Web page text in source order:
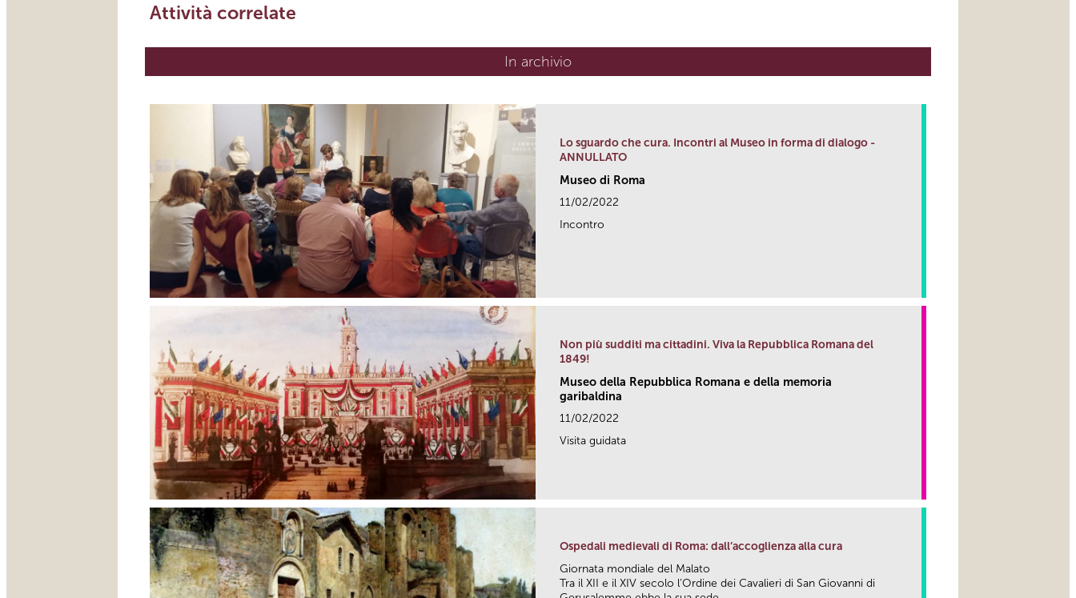
Attività correlate
In archivio
Lo sguardo che cura. Incontri al Museo in forma di dialogo -
ANNULLATO
Museo di Roma
11/02/2022
Incontro
Non più sudditi ma cittadini. Viva la Repubblica Romana del
1849!
Museo della Repubblica Romana e della memoria
garibaldina
11/02/2022
Visita guidata
Ospedali medievali di Roma: dall’accoglienza alla cura
Giornata mondiale del Malato
Tra il XII e il XIV secolo l’Ordine dei Cavalieri di San Giovanni di